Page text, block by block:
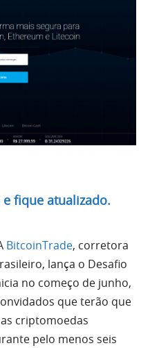
e fique atualizado.
BitcoinTrade, corretora
lança o Desafio
no começo de junho,
que terão que
criptomoedas
pelo menos seis